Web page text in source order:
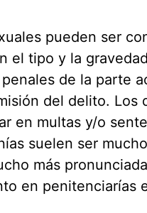
pueden ser
el tipo y la
de la parte
del delito. Los
en multas y/o
suelen ser
más
en penitenciarías